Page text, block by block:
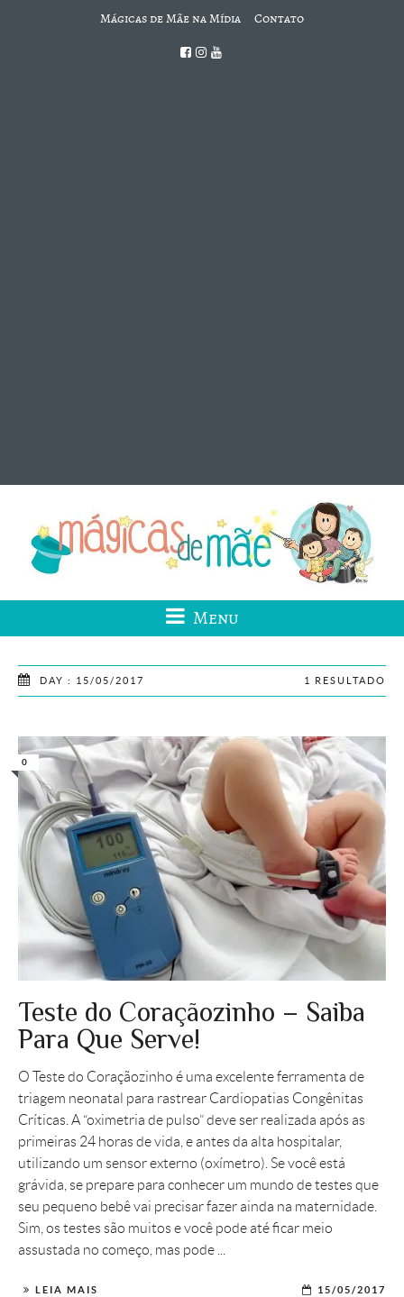
Mágicas de Mãe na Mídia Contato
Menu
DAY : 15/05/2017 1 RESULTADO
0
Teste do Coraçãozinho – Saiba
Para Que Serve!
O Teste do Coraçãozinho é uma excelente ferramenta de
triagem neonatal para rastrear Cardiopatias Congênitas
Críticas. A “oximetria de pulso” deve ser realizada após as
primeiras 24 horas de vida, e antes da alta hospitalar,
utilizando um sensor externo (oxímetro). Se você está
grávida, se prepare para conhecer um mundo de testes que
seu pequeno bebê vai precisar fazer ainda na maternidade.
Sim, os testes são muitos e você pode até ficar meio
assustada no começo, mas pode ...
LEIA MAIS 15/05/2017